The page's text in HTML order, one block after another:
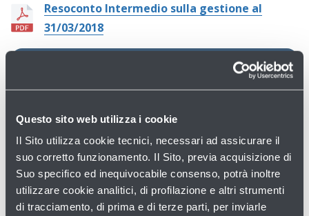
Questo sito web utilizza i cookie
Il Sito utilizza cookie tecnici, necessari ad assicurare il
suo corretto funzionamento. Il Sito, previa acquisizione di
Suo specifico ed inequivocabile consenso, potrà inoltre
utilizzare cookie analitici, di profilazione e altri strumenti
di tracciamento, di prima e di terze parti, per inviarle
Resoconto Intermedio sulla gestione al
31/03/2018
2025
2024
Anni precedenti